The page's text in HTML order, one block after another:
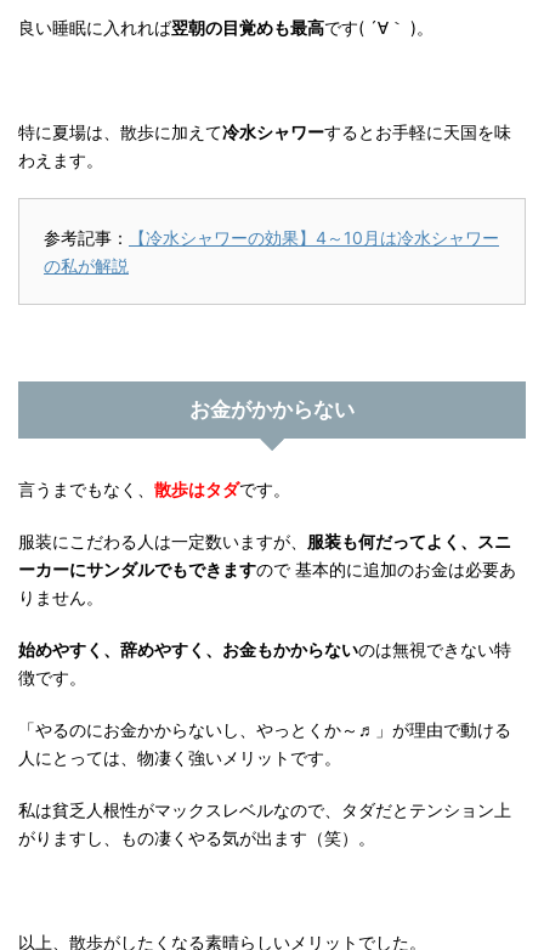
良い睡眠に入れれば翌朝の目覚めも最高です( ´∀｀ )。
特に夏場は、散歩に加えて冷水シャワーするとお手軽に天国を味
わえます。
参考記事：
【冷水シャワーの効果】4～10月は冷水シャワー
の私が解説
お金がかからない
言うまでもなく、 散歩はタダです。
服装にこだわる人は一定数いますが、 服装も何だってよく、スニ
ーカーにサンダルでもできますので 基本的に追加のお金は必要あ
りません。
始めやすく、辞めやすく、お金もかからないのは無視できない特
徴です。
「やるのにお金かからないし、やっとくか～♬」が理由で動ける
人にとっては、物凄く強いメリットです。
私は貧乏人根性がマックスレベルなので、タダだとテンション上
がりますし、もの凄くやる気が出ます（笑）。
以上、散歩がしたくなる素晴らしいメリットでした。